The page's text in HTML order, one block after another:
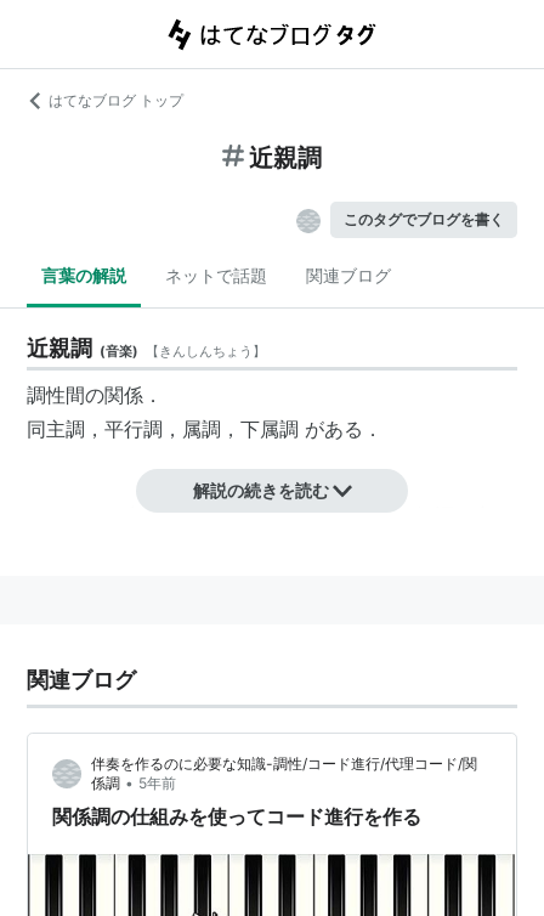
はてなブログ トップ
近親調
このタグでブログを書く
言葉の解説 ネットで話題 関連ブログ
近親調 (音楽) 【きんしんちょう 】
調性間の関係．
同主調 ，平行調 ， 属調 ，下属調 がある．
それぞれの音階の違いが非常に少ないため、転調が容
解説の続きを読む
関連ブログ
伴奏を作るのに必要な知識-調性/コード進行/代理コード/関
係調 • 5年前
関係調の仕組みを使ってコード進行を作る